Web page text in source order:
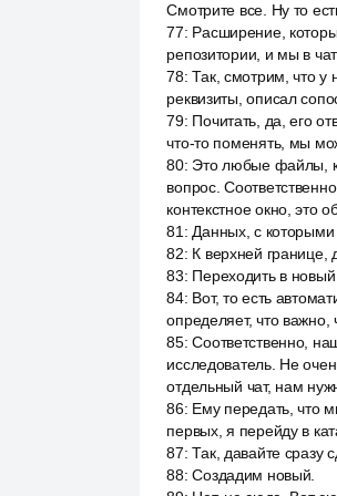
Смотрите все. Ну то
77: Расширение,
репозитории, и мы в
78:Так, смотрим, что у
реквизиты, описал
79: Почитать, да, его
что-то поменять, мы
80: Это любые файлы,
вопрос.
контекстное окно, это
81 : Данных, с
82: К верхней границе,
83: Переходить в
84: Вот, то есть
определяет, что важно,
85:Соответственно,
исследователь. Не
отдельный чат, нам
86: Ему передать, что
первых, я перейду в
87:Так, давайте сразу
88:Создадим новый.